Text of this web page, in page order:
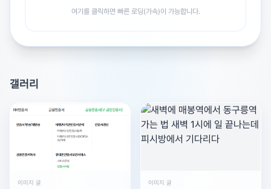
모니터링 설정 문제일 확률이 가장 높습니다. OBS 하단의
리가 흘러나오게 되며, 디스코드 화면 공유 시 해당 소리가
2.디스코드 화면 공유 방식 체크
면 시스템 소리가 나가지 않는 경우가 많습니다. 반드시 [애
플리케이션] 탭에서 OBS 프로그램 창을 개별적으로 선택
여기를 클릭하면 빠른 로딩(가속)이 가능합니다.
갤러리
이미지 글 이미지 글